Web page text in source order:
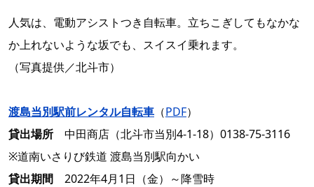
人気は、電動アシストつき自転車。立ちこぎしてもなかな
か上れないような坂でも、スイスイ乗れます。
（写真提供／北斗市）
渡島当別駅前レンタル自転車 （PDF）
貸出場所 中田商店（北斗市当別4-1-18）0138-75-3116
※道南いさりび鉄道 渡島当別駅向かい
貸出期間 2022年4月1日（金）～降雪時